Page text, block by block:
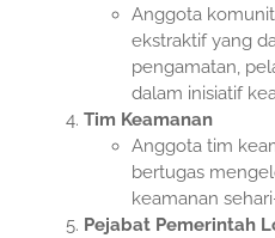
Anggota
ekstraktif yang
pengamatan,
dalam inisiatif
Tim Keamanan
Anggota tim
bertugas
keamanan
Pejabat Pemerintah